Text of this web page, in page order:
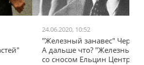
Черчилля, план Даллеса.
"Железный занавес" от Запада
Центра.